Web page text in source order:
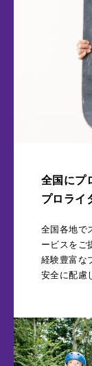
全国にプ
プロライ
全国各地で
ービスをご
経験豊富な
安全に配慮